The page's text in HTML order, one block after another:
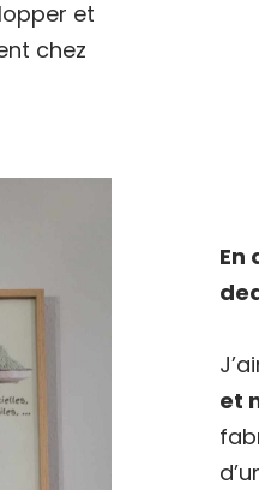
et
chez
En
et